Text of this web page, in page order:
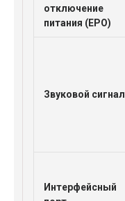
отключение
питания (EPO)
Звуковой сигнал
Интерфейсный